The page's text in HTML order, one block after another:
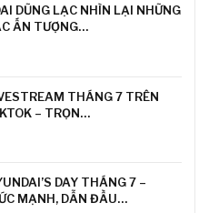
DŨNG LẠC NHÌN LẠI NHỮNG
ẤN TƯỢNG…
THÁNG 7 TRÊN
– TRỌN…
DAY THÁNG 7 –
MẠNH, DẪN ĐẦU…